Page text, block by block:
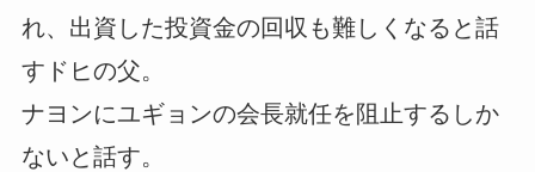
れ、出資した投資金の回収も難しくなると話
すドヒの父。
ナヨンにユギョンの会長就任を阻止するしか
ないと話す。